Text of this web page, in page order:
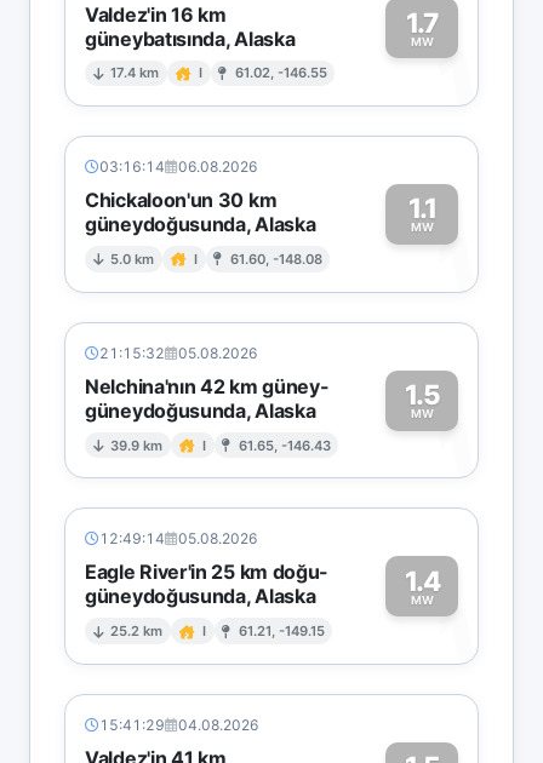
Valdez'in 16 km
güneybatısında, Alaska
17.4 km I 61.02, -146.55
1.7
MW1
03:16:14 06.08.2026
Chickaloon'un 30 km
güneydoğusunda, Alaska
5.0 km I 61.60, -148.08
1.1
MW1
21:15:32 05.08.2026
Nelchina'nın 42 km güney-
güneydoğusunda, Alaska
39.9 km I 61.65, -146.43
1.5
MW1
12:49:14 05.08.2026
Eagle River'in 25 km doğu-
güneydoğusunda, Alaska
25.2 km I 61.21, -149.15
1.4
MW1
15:41:29 04.08.2026
Valdez'in 41 km